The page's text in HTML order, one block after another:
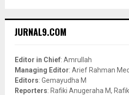
h
o
r
:
JURNAL9.COM
Editor in Chief: Amrullah
Managing Editor: Arief Rahman
Editors: Gemayudha M
Reporters: Rafiki Anugeraha M,